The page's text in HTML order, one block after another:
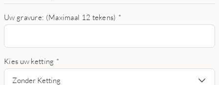
Uw gravure: (Maximaal 12 tekens) *
Kies uw ketting *
Zonder Ketting